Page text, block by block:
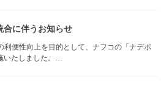
合に伴うお知らせ
便性向上を目的として、ナフコの「ナデポ
いたしました。…